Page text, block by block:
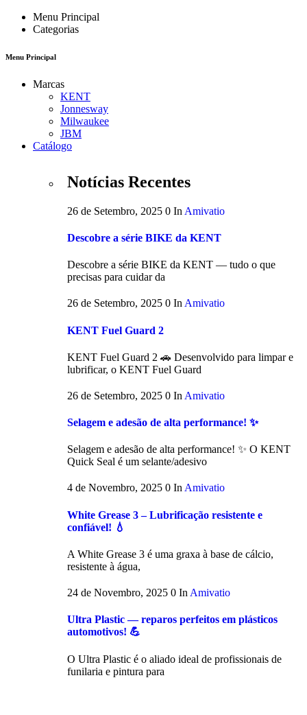
Menu Principal
Categorias
Menu Principal
Marcas
KENT
Jonnesway
Milwaukee
JBM
Catálogo
Notícias Recentes
26 de Setembro, 2025 0 In Amivatio
Descobre a série BIKE da KENT
Descobre a série BIKE da KENT — tudo o que
precisas para cuidar da
26 de Setembro, 2025 0 In Amivatio
KENT Fuel Guard 2
KENT Fuel Guard 2 🚗 Desenvolvido para limpar e
lubrificar, o KENT Fuel Guard
26 de Setembro, 2025 0 In Amivatio
Selagem e adesão de alta performance! ✨
Selagem e adesão de alta performance! ✨ O KENT
Quick Seal é um selante/adesivo
4 de Novembro, 2025 0 InAmivatio
White Grease 3 – Lubrificação resistente e
confiável! 💧
A White Grease 3 é uma graxa à base de cálcio,
resistente à água,
24 de Novembro, 2025 0 In Amivatio
Ultra Plastic — reparos perfeitos em plásticos
automotivos! 💪
O Ultra Plastic é o aliado ideal de profissionais de
funilaria e pintura para